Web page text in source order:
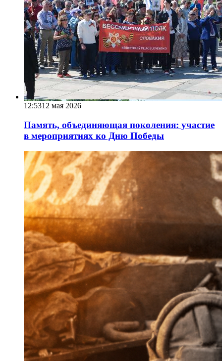
12:5312 мая 2026
Память, объединяющая поколения: участие
в мероприятиях ко Дню Победы